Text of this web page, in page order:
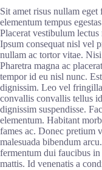
Sit amet risus nullam eget
elementum tempus
Placerat vestibulum lectus
Ipsum consequat nisl vel
nullam ac tortor vitae.
Pharetra magna ac
tempor id eu nisl nunc.
dignissim. Leo vel
convallis convallis tellus
dignissim suspendisse.
elementum. Habitant
fames ac. Donec pretium
malesuada bibendum
fermentum dui faucibus
mattis. Id venenatis a